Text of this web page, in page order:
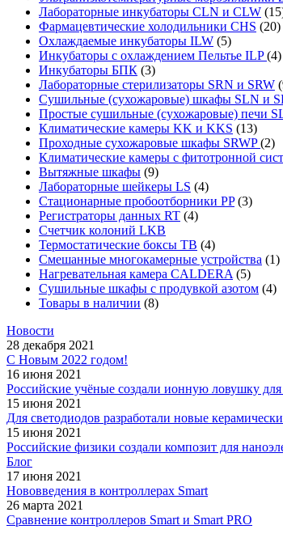
Лабораторные инкубаторы CLN и CLW
Фармацевтические холодильники CHS (20)
Охлаждаемые инкубаторы ILW (5)
Инкубаторы с охлаждением Пельтье ILP(4)
Инкубаторы БПК (3)
Лабораторные стерилизаторы SRN и SRW
Сушильные (сухожаровые) шкафы SLN и
Простые сушильные (сухожаровые) печи
Климатические камеры KK и KKS (13)
Проходные сухожаровые шкафы SRWP(2)
Климатические камеры с фитотронной
Вытяжные шкафы (9)
Лабораторные шейкеры LS (4)
Стационарные пробоотборники PP (3)
Регистраторы данных RT (4)
Счетчик колоний LKB
Термостатические боксы TB (4)
Смешанные многокамерные устройства (1)
Нагревательная камера CALDERA (5)
Сушильные шкафы с продувкой азотом (4)
Товары в наличии (8)
Новости
28 декабря 2021
С Новым 2022 годом!
16 июня 2021
Российские учёные создали ионную ловушку
15 июня 2021
Для светодиодов разработали новые
15 июня 2021
Российские физики создали композит для
Блог
17 июня 2021
Нововведения в контроллерах Smart
26 марта 2021
Сравнение контроллеров Smart и Smart PRO